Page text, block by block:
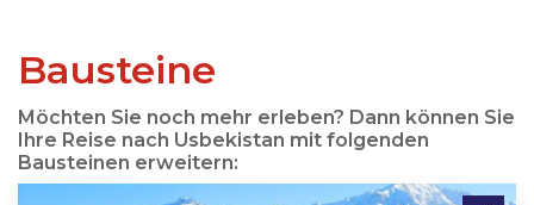
Bausteine
Möchten Sie noch mehr erleben? Dann können Sie
Ihre Reise nach Usbekistan mit folgenden
Bausteinen erweitern: